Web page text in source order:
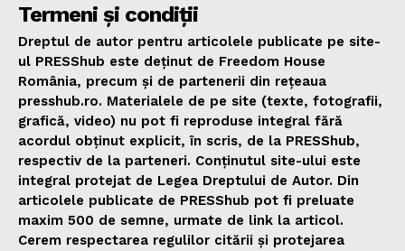
Termeni și condiții
Dreptul de autor pentru articolele publicate pe site-
ul PRESShub este deținut de Freedom House
România, precum și de partenerii din rețeaua
presshub.ro. Materialele de pe site (texte, fotografii,
grafică, video) nu pot fi reproduse integral fără
acordul obținut explicit, în scris, de la PRESShub,
respectiv de la parteneri. Conținutul site-ului este
integral protejat de Legea Dreptului de Autor. Din
articolele publicate de PRESShub pot fi preluate
maxim 500 de semne, urmate de link la articol.
Cerem respectarea regulilor citării și protejarea